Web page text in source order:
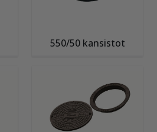
550/50 kansistot